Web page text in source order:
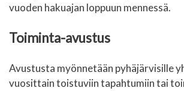
vuoden hakuajan loppuun mennessä.
Toiminta-avustus
Avustusta myönnetään pyhäjärvisille
vuosittain toistuviin tapahtumiin tai